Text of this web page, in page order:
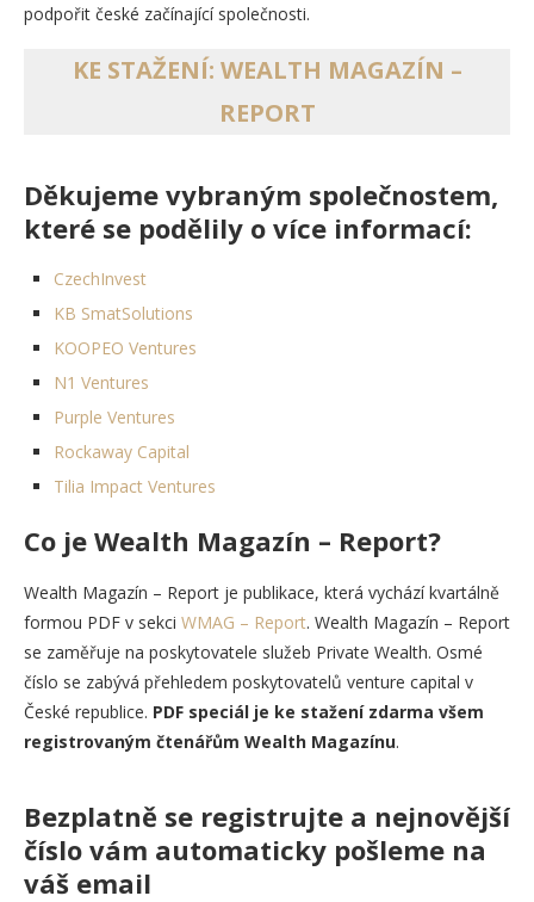
podpořit české začínající společnosti.
KE STAŽENÍ: WEALTH MAGAZÍN –
REPORT
Děkujeme vybraným společnostem,
které se podělily o více informací:
CzechInvest
KB SmatSolutions
KOOPEO Ventures
N1 Ventures
Purple Ventures
Rockaway Capital
Tilia Impact Ventures
Co je Wealth Magazín – Report?
Wealth Magazín – Report je publikace, která vychází kvartálně
formou PDF v sekci WMAG – Report. Wealth Magazín – Report
se zaměřuje na poskytovatele služeb Private Wealth. Osmé
číslo se zabývá přehledem poskytovatelů venture capital v
České republice. PDF speciál je ke stažení zdarma všem
registrovaným čtenářům Wealth Magazínu.
Bezplatně se registrujte a nejnovější
číslo vám automaticky pošleme na
váš email